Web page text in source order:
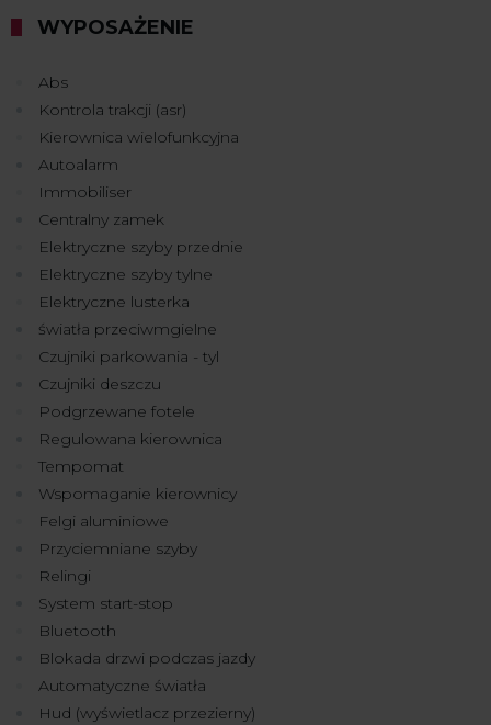
WYPOSAŻENIE
Abs
Kontrola trakcji (asr)
Kierownica wielofunkcyjna
Autoalarm
Immobiliser
Centralny zamek
Elektryczne szyby przednie
Elektryczne szyby tylne
Elektryczne lusterka
światła przeciwmgielne
Czujniki parkowania - tyl
Czujniki deszczu
Podgrzewane fotele
Regulowana kierownica
Tempomat
Wspomaganie kierownicy
Felgi aluminiowe
Przyciemniane szyby
Relingi
System start-stop
Bluetooth
Blokada drzwi podczas jazdy
Automatyczne światła
Hud (wyświetlacz przezierny)